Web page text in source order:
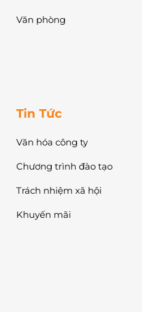
Văn phòng
Tin Tức
Văn hóa công ty
Chương trình đào tạo
Trách nhiệm xã hội
Khuyến mãi